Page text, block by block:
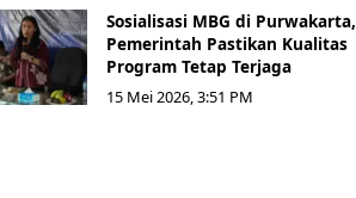
Sosialisasi MBG di Purwakarta,
Pemerintah Pastikan Kualitas
Program Tetap Terjaga
15 Mei 2026, 3:51 PM